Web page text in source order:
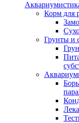
Корм для
Грунты и